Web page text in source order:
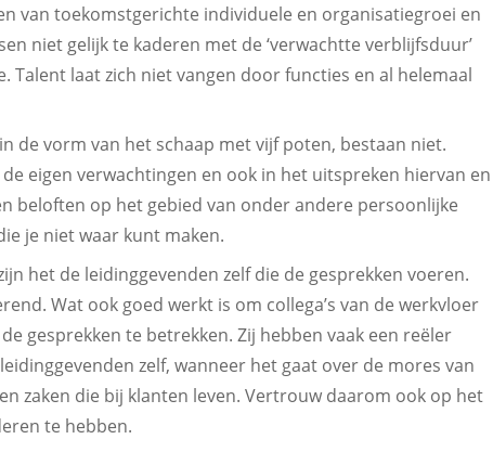
van toekomstgerichte individuele en organisatiegroei en
niet gelijk te kaderen met de ‘verwachtte verblijfsduur’
Talent laat zich niet vangen door functies en al helemaal
de vorm van het schaap met vijf poten, bestaan niet.
eigen verwachtingen en ook in het uitspreken hiervan en
beloften op het gebied van onder andere persoonlijke
je niet waar kunt maken.
het de leidinggevenden zelf die de gesprekken voeren.
Wat ook goed werkt is om collega’s van de werkvloer
gesprekken te betrekken. Zij hebben vaak een reëler
zelf, wanneer het gaat over de mores van
zaken die bij klanten leven. Vertrouw daarom ook op het
te hebben.